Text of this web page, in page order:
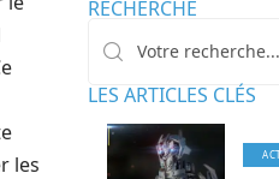
les
RECHERCHE
LES ARTICLES CLÉS